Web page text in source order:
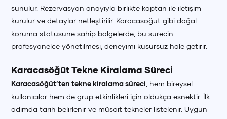
sunulur. Rezervasyon onayıyla birlikte kaptan ile iletişim
kurulur ve detaylar netleştirilir. Karacasöğüt gibi doğal
koruma statüsüne sahip bölgelerde, bu sürecin
profesyonelce yönetilmesi, deneyimi kusursuz hale getirir.
Karacasöğüt Tekne Kiralama Süreci
Karacasöğüt’ten tekne kiralama süreci , hem bireysel
kullanıcılar hem de grup etkinlikleri için oldukça esnektir. İlk
adımda tarih belirlenir ve müsait tekneler listelenir. Uygun